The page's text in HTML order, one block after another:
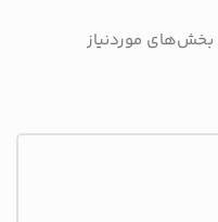
بخش‌های موردنیاز